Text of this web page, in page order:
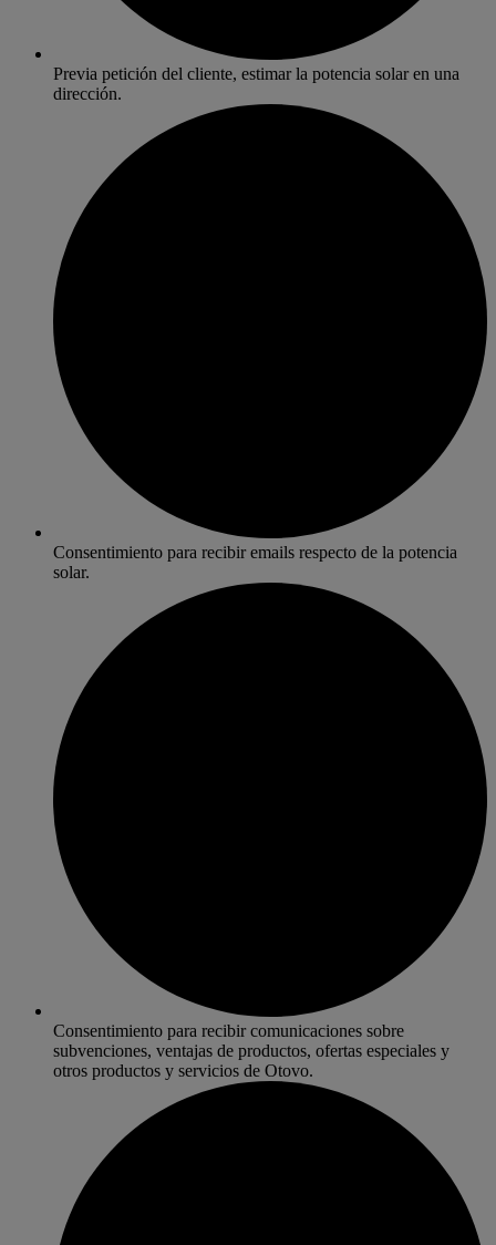
Previa petición del cliente, estimar la potencia solar en una
dirección.
Consentimiento para recibir emails respecto de la potencia
solar.
Consentimiento para recibir comunicaciones sobre
subvenciones, ventajas de productos, ofertas especiales y
otros productos y servicios de Otovo.